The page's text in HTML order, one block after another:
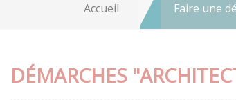
Accueil Faire une
DÉMARCHES